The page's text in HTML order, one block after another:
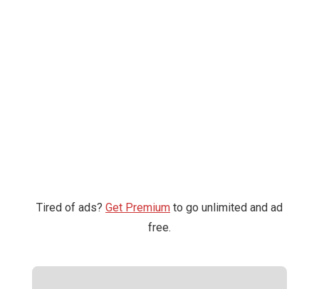
Tired of ads? Get Premium to go unlimited and ad
free.